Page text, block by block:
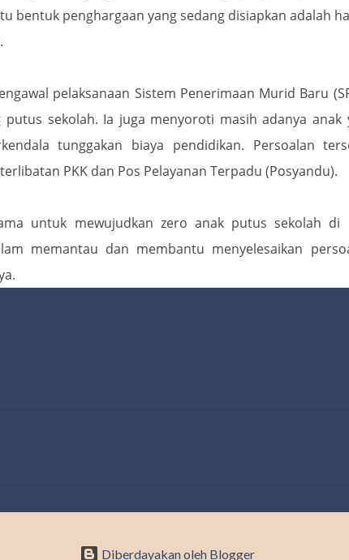
bentuk penghargaan yang sedang disiapkan adalah
pelaksanaan Sistem Penerimaan Murid Baru
sekolah. Ia juga menyoroti masih adanya anak
tunggakan biaya pendidikan. Persoalan
PKK dan Pos Pelayanan Terpadu (Posyandu).
untuk mewujudkan zero anak putus sekolah di
memantau dan membantu menyelesaikan
Diberdayakan oleh Blogger